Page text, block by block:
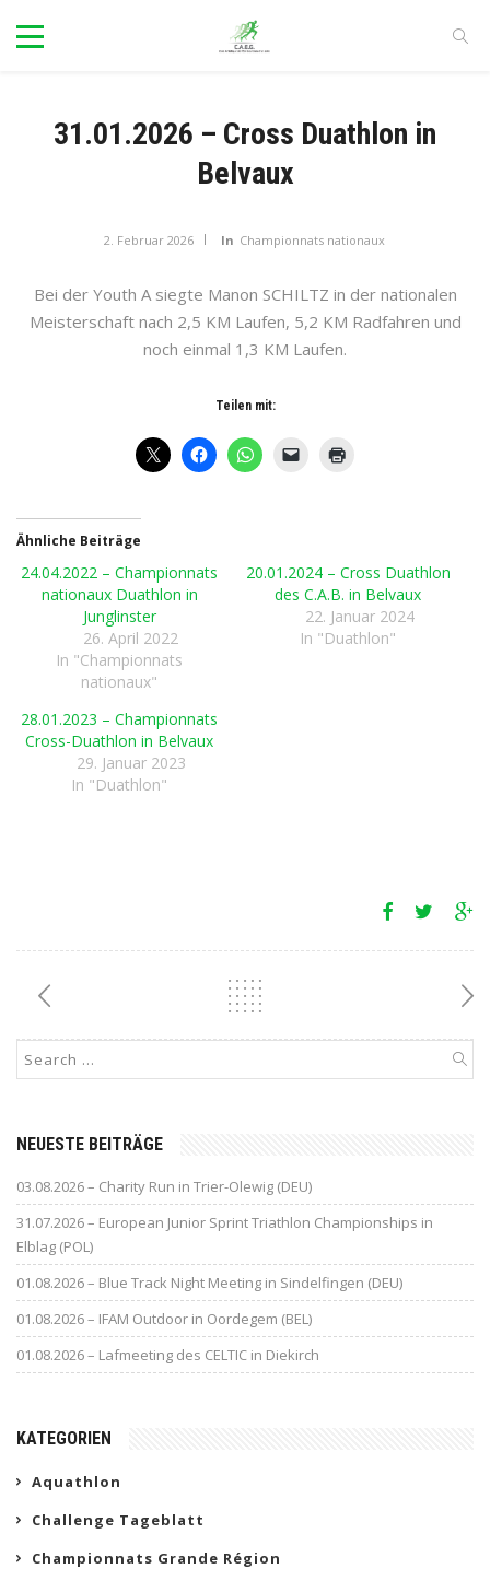
31.01.2026 – Cross Duathlon in
Belvaux
2. Februar 2026 In Championnats nationaux
Bei der Youth A siegte Manon SCHILTZ in der nationalen
Meisterschaft nach 2,5 KM Laufen, 5,2 KM Radfahren und
noch einmal 1,3 KM Laufen.
Teilen mit:
Ähnliche Beiträge
24.04.2022 – Championnats
nationaux Duathlon in
Junglinster
26. April 2022
In "Championnats
nationaux"
20.01.2024 – Cross Duathlon
des C.A.B. in Belvaux
22. Januar 2024
In "Duathlon"
28.01.2023 – Championnats
Cross-Duathlon in Belvaux
29. Januar 2023
In "Duathlon"
NEUESTE BEITRÄGE
03.08.2026 – Charity Run in Trier-Olewig (DEU)
31.07.2026 – European Junior Sprint Triathlon Championships in
Elblag (POL)
01.08.2026 – Blue Track Night Meeting in Sindelfingen (DEU)
01.08.2026 – IFAM Outdoor in Oordegem (BEL)
01.08.2026 – Lafmeeting des CELTIC in Diekirch
KATEGORIEN
Aquathlon
Challenge Tageblatt
Championnats Grande Région